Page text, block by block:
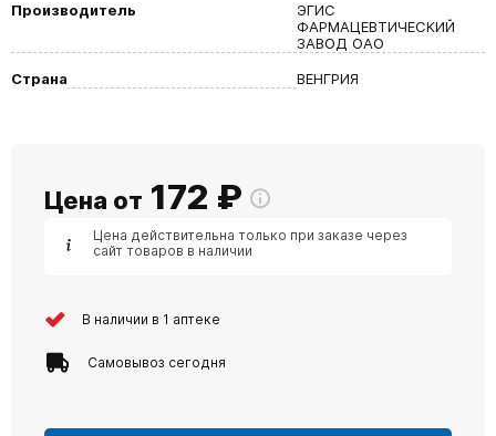
Производитель
ЭГИС
ФАРМАЦЕВТИЧЕСКИЙ
ЗАВОД ОАО
Страна
ВЕНГРИЯ
Цена от 172 ₽
Цена действительна только при заказе через
сайт товаров в наличии
В наличии в 1 аптеке
Самовывоз сегодня